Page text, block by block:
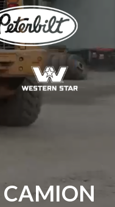
CAMION